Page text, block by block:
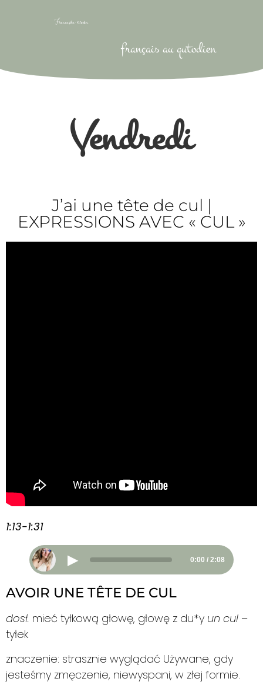
français au qutodien
Vendredi
J’ai une tête de cul |
EXPRESSIONS AVEC « CUL »
1:13-1:31
▶ 0:00 / 2:08
AVOIR UNE TÊTE DE CUL
dosł. mieć tyłkową głowę, głowę z du*y un cul –
tyłek
znaczenie: strasznie wyglądać Używane, gdy
jesteśmy zmęczenie, niewyspani, w złej formie.